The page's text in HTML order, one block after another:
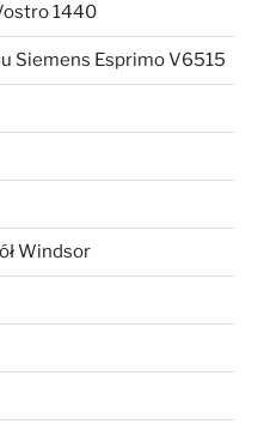
1440
Siemens Esprimo V6515
Windsor